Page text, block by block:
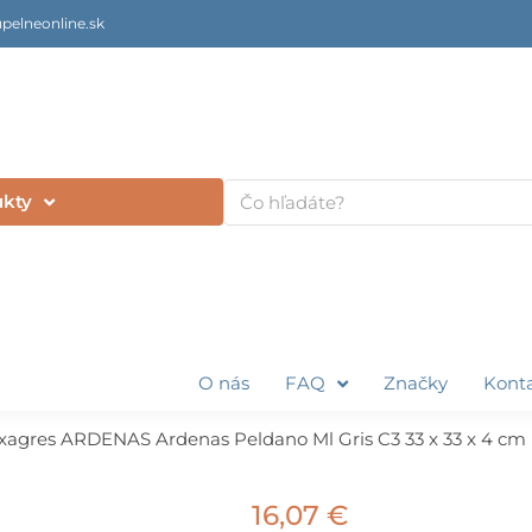
Vyhľadať
O nás FAQ Značky
ARDENAS Ardenas Peldano Ml Gris C3 33 x 33 x 4 cm
16,07 €